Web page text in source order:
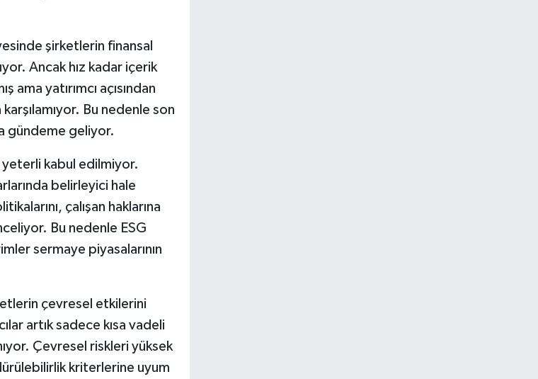
şirketlerin finansal
Ancak hız kadar içerik
yatırımcı açısından
karşılamıyor. Bu nedenle son
gündeme geliyor.
yeterli kabul edilmiyor.
belirleyici hale
çalışan haklarına
Bu nedenle ESG
sermaye piyasalarının
çevresel etkilerini
artık sadece kısa vadeli
Çevresel riskleri yüksek
kriterlerine uyum